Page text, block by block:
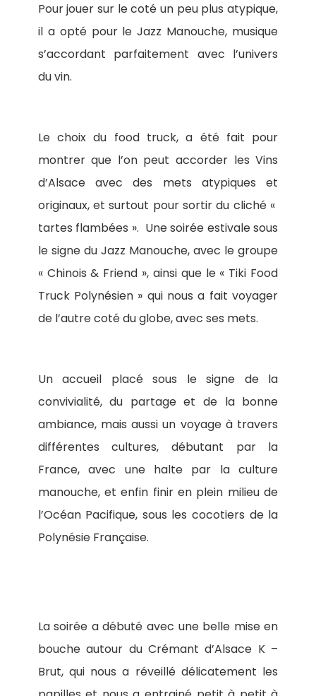
Pour jouer sur le coté un peu plus atypique,
il a opté pour le Jazz Manouche, musique
s’accordant parfaitement avec l’univers
du vin.
Le choix du food truck, a été fait pour
montrer que l’on peut accorder les Vins
d’Alsace avec des mets atypiques et
originaux, et surtout pour sortir du cliché «
tartes flambées ». Une soirée estivale sous
le signe du Jazz Manouche, avec le groupe
« Chinois & Friend », ainsi que le « Tiki Food
Truck Polynésien » qui nous a fait voyager
de l’autre coté du globe, avec ses mets.
Un accueil placé sous le signe de la
convivialité, du partage et de la bonne
ambiance, mais aussi un voyage à travers
différentes cultures, débutant par la
France, avec une halte par la culture
manouche, et enfin finir en plein milieu de
l’Océan Pacifique, sous les cocotiers de la
Polynésie Française.
La soirée a débuté avec une belle mise en
bouche autour du Crémant d’Alsace K –
Brut, qui nous a réveillé délicatement les